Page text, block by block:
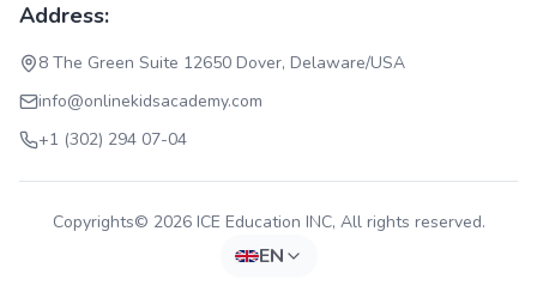
Address:
8 The Green Suite 12650 Dover, Delaware/USA
info@onlinekidsacademy.com
+1 (302) 294 07-04
Copyrights© 2026 ICE Education INC, All rights reserved.
EN